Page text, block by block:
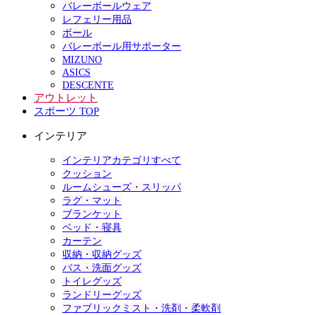
バレーボールウェア
レフェリー用品
ボール
バレーボール用サポーター
MIZUNO
ASICS
DESCENTE
アウトレット
スポーツ TOP
インテリア
インテリアカテゴリすべて
クッション
ルームシューズ・スリッパ
ラグ・マット
ブランケット
ベッド・寝具
カーテン
収納・収納グッズ
バス・洗面グッズ
トイレグッズ
ランドリーグッズ
ファブリックミスト・洗剤・柔軟剤